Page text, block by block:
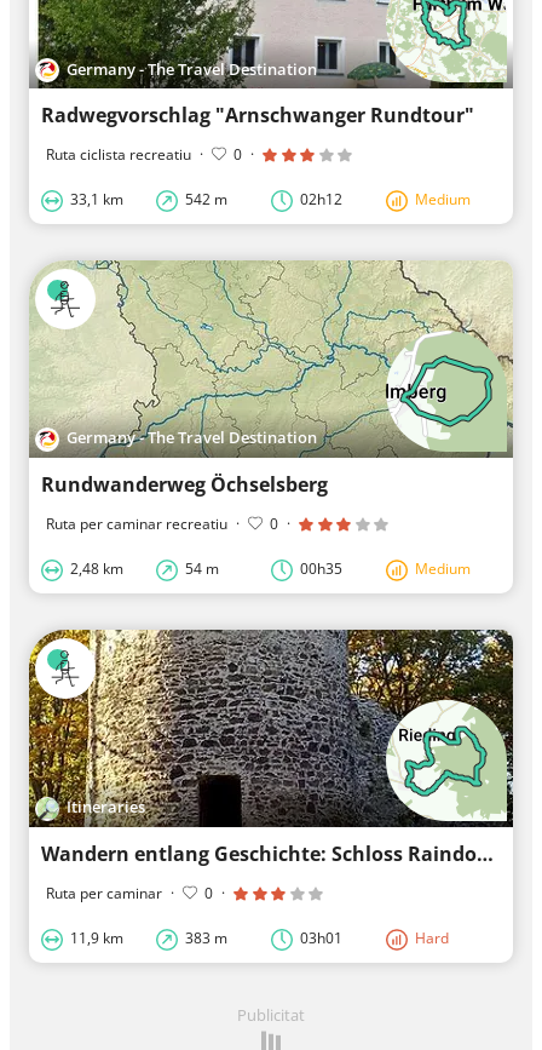
Germany - The Travel Destination
Radwegvorschlag "Arnschwanger Rundtour"
Ruta ciclista recreatiu · 0 ·
33,1 km 542 m 02h12 Medium
Germany - The Travel Destination
Rundwanderweg Öchselsberg
Ruta per caminar recreatiu · 0 ·
2,48 km 54 m 00h35 Medium
Itineraries
Wandern entlang Geschichte: Schloss Raindorf
Ruta per caminar · 0 ·
11,9 km 383 m 03h01 Hard
Publicitat